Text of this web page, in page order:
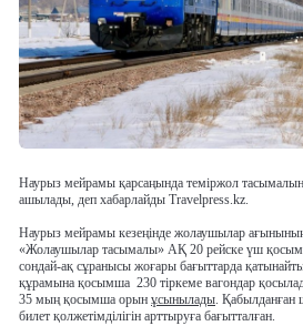
Наурыз мейрамы қарсаңында теміржол
ашылады, деп хабарлайды Travelpress.kz.
Наурыз мейрамы кезеңінде жолаушылар
«Жолаушылар тасымалы» АҚ 20 рейске үш
сондай-ақ сұранысы жоғары бағыттарда
құрамына қосымша 230 тіркеме вагондар
35 мың қосымша орын ұсынылады. Қабылданған
билет қолжетімділігін арттыруға бағытталған.